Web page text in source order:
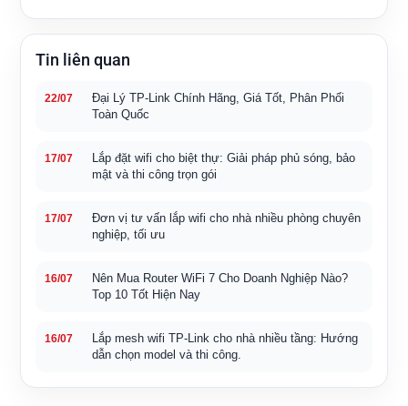
Tin liên quan
22/07
Đại Lý TP-Link Chính Hãng, Giá Tốt, Phân Phối
Toàn Quốc
17/07
Lắp đặt wifi cho biệt thự: Giải pháp phủ sóng, bảo
mật và thi công trọn gói
17/07
Đơn vị tư vấn lắp wifi cho nhà nhiều phòng chuyên
nghiệp, tối ưu
16/07
Nên Mua Router WiFi 7 Cho Doanh Nghiệp Nào?
Top 10 Tốt Hiện Nay
16/07
Lắp mesh wifi TP-Link cho nhà nhiều tầng: Hướng
dẫn chọn model và thi công.